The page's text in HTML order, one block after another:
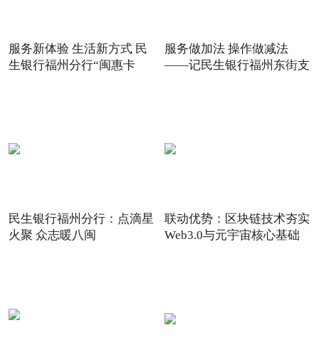
服务新体验 生活新方式 民
生银行福州分行“闽惠卡
服务做加法 操作做减法
——记民生银行福州东街支
民生银行福州分行：点滴星
火聚 众志暖八闽
联动优势：区块链技术夯实
Web3.0与元宇宙核心基础